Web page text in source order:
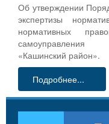
Об утверждении
экспертизы
нормативных
самоуправления
«Кашинский район».
Подробнее...